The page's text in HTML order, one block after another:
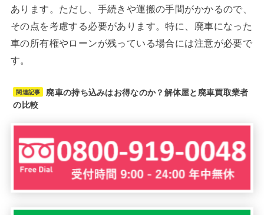
あります。ただし、手続きや運搬の手間がかかるので、
その点を考慮する必要があります。特に、廃車になった
車の所有権やローンが残っている場合には注意が必要で
す。
関連記事
廃車の持ち込みはお得なのか？解体屋と廃車買取業者
の比較